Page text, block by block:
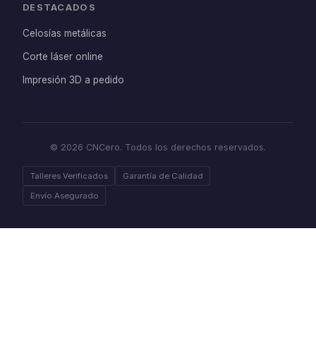
DESTACADOS
Celosías metálicas
Corte láser online
Impresión 3D a pedido
© 2026 CNCero. Todos los derechos reservados.
Talleres Verificados
Garantía de Calidad
Envío Asegurado